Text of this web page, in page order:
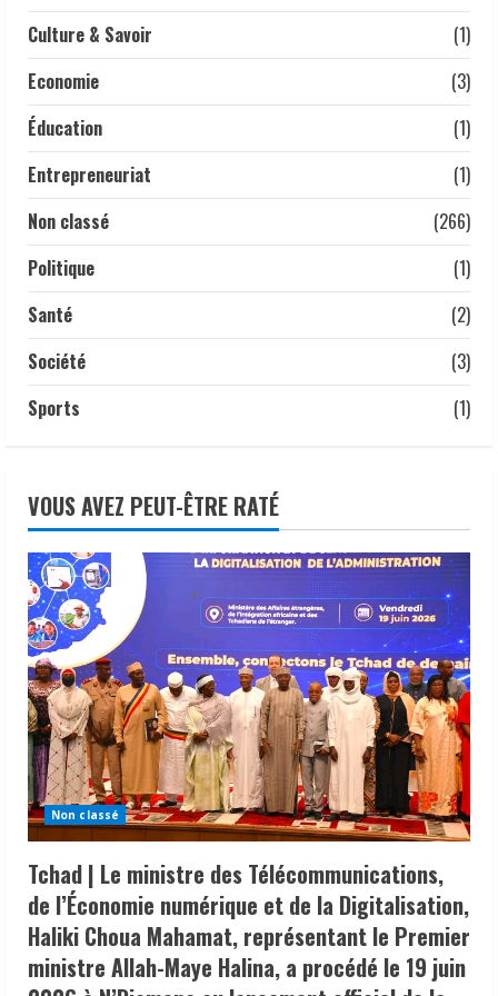
Maïdé Hamid Lony, après un bilan
des sports.
Culture & Savoir
(1)
Economie
(3)
Éducation
(1)
Entrepreneuriat
(1)
Non classé
(266)
Politique
(1)
Santé
(2)
Société
(3)
Sports
(1)
VOUS AVEZ PEUT-ÊTRE RATÉ
Non classé
Tchad | Le ministre des Télécommunications,
de l’Économie numérique et de la Digitalisation,
Haliki Choua Mahamat, représentant le Premier
ministre Allah-Maye Halina, a procédé le 19 juin